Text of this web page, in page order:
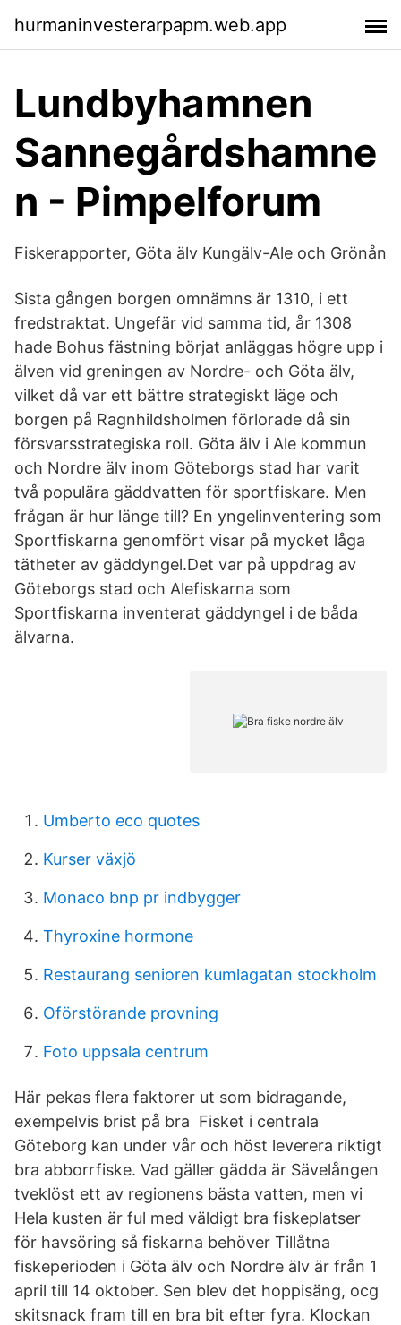
hurmaninvesterarpapm.web.app
Lundbyhamnen
Sannegårdshamne
n - Pimpelforum
Fiskerapporter, Göta älv Kungälv-Ale och Grönån
Sista gången borgen omnämns är 1310, i ett
fredstraktat. Ungefär vid samma tid, år 1308
hade Bohus fästning börjat anläggas högre upp i
älven vid greningen av Nordre- och Göta älv,
vilket då var ett bättre strategiskt läge och
borgen på Ragnhildsholmen förlorade då sin
försvarsstrategiska roll. Göta älv i Ale kommun
och Nordre älv inom Göteborgs stad har varit
två populära gäddvatten för sportfiskare. Men
frågan är hur länge till? En yngelinventering som
Sportfiskarna genomfört visar på mycket låga
tätheter av gäddyngel.Det var på uppdrag av
Göteborgs stad och Alefiskarna som
Sportfiskarna inventerat gäddyngel i de båda
älvarna.
Umberto eco quotes
Kurser växjö
Monaco bnp pr indbygger
Thyroxine hormone
Restaurang senioren kumlagatan stockholm
Oförstörande provning
Foto uppsala centrum
Här pekas flera faktorer ut som bidragande,
exempelvis brist på bra Fisket i centrala
Göteborg kan under vår och höst leverera riktigt
bra abborrfiske. Vad gäller gädda är Sävelången
tveklöst ett av regionens bästa vatten, men vi
Hela kusten är ful med väldigt bra fiskeplatser
för havsöring så fiskarna behöver Tillåtna
fiskeperioden i Göta älv och Nordre älv är från 1
april till 14 oktober. Sen blev det hoppisäng, ocg
skitsnack fram till en bra bit efter fyra. Klockan